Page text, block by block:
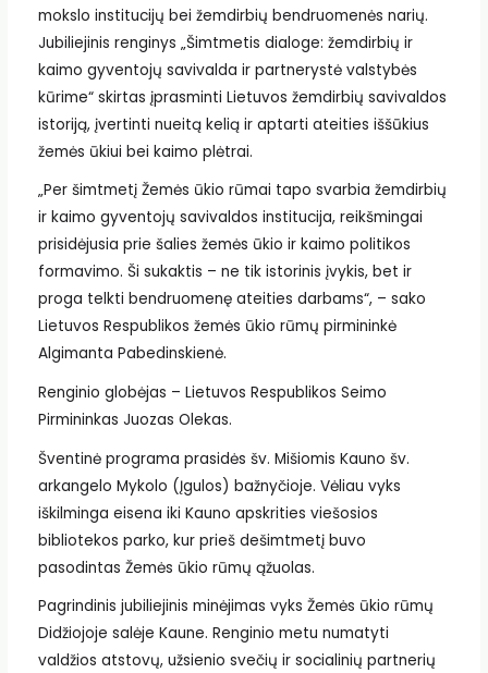
mokslo institucijų bei žemdirbių bendruomenės narių.
Jubiliejinis renginys „Šimtmetis dialoge: žemdirbių ir
kaimo gyventojų savivalda ir partnerystė valstybės
kūrime“ skirtas įprasminti Lietuvos žemdirbių savivaldos
istoriją, įvertinti nueitą kelią ir aptarti ateities iššūkius
žemės ūkiui bei kaimo plėtrai.
„Per šimtmetį Žemės ūkio rūmai tapo svarbia žemdirbių
ir kaimo gyventojų savivaldos institucija, reikšmingai
prisidėjusia prie šalies žemės ūkio ir kaimo politikos
formavimo. Ši sukaktis – ne tik istorinis įvykis, bet ir
proga telkti bendruomenę ateities darbams“, – sako
Lietuvos Respublikos žemės ūkio rūmų pirmininkė
Algimanta Pabedinskienė.
Renginio globėjas – Lietuvos Respublikos Seimo
Pirmininkas Juozas Olekas.
Šventinė programa prasidės šv. Mišiomis Kauno šv.
arkangelo Mykolo (Įgulos) bažnyčioje. Vėliau vyks
iškilminga eisena iki Kauno apskrities viešosios
bibliotekos parko, kur prieš dešimtmetį buvo
pasodintas Žemės ūkio rūmų ąžuolas.
Pagrindinis jubiliejinis minėjimas vyks Žemės ūkio rūmų
Didžiojoje salėje Kaune. Renginio metu numatyti
valdžios atstovų, užsienio svečių ir socialinių partnerių